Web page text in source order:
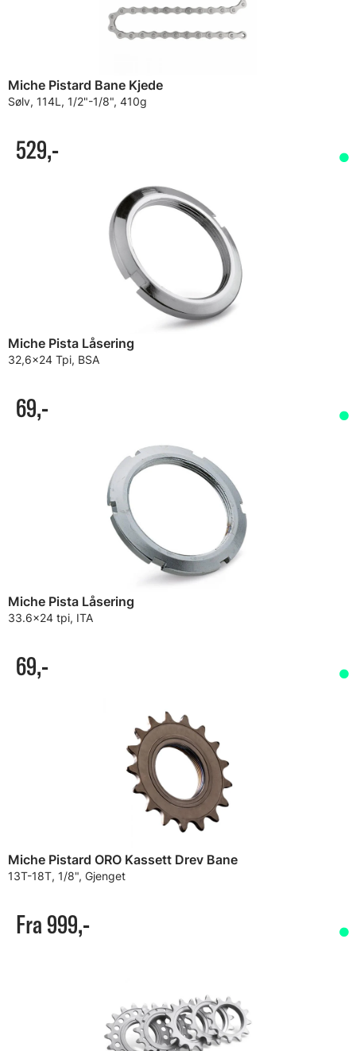
Miche Pistard Bane Kjede
Sølv, 114L, 1/2"-1/8", 410g
529,-
Miche Pista Låsering
32,6x24 Tpi, BSA
69,-
Miche Pista Låsering
33.6x24 tpi, ITA
69,-
Miche Pistard ORO Kassett Drev Bane
13T-18T, 1/8", Gjenget
Fra 999,-